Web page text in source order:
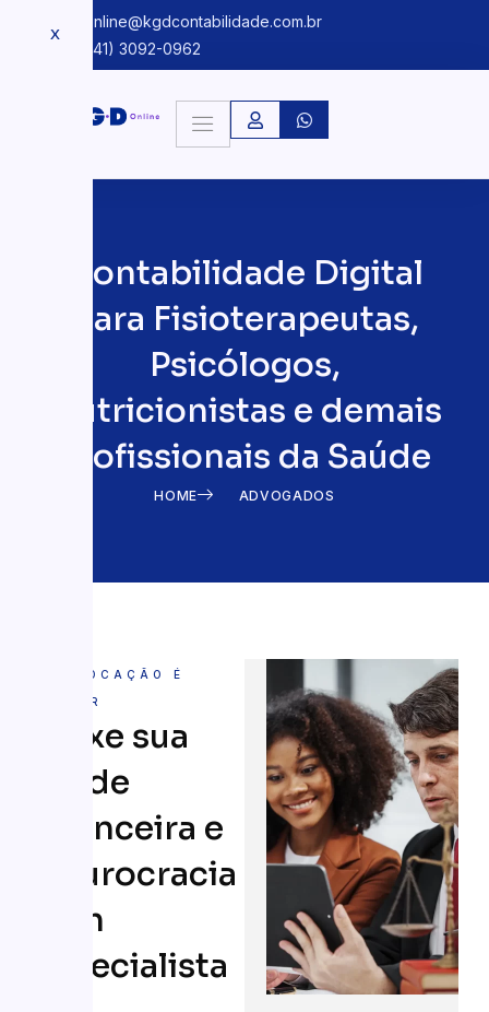
kgdonline@kgdcontabilidade.com.br
+55 (41) 3092-0962
X
Contabilidade Digital
para Fisioterapeutas,
Psicólogos,
Nutricionistas e demais
Profissionais da Saúde
HOME ADVOGADOS
SUA VOCAÇÃO É
CUIDAR
Deixe sua
saúde
financeira e
a burocracia
com
especialista